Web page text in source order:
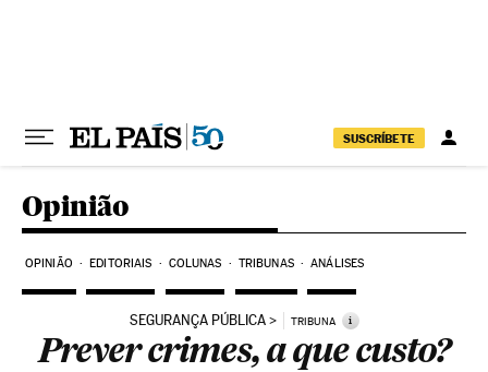
SUSCRÍBETE
Opinião
OPINIÃO EDITORIAIS COLUNAS TRIBUNAS ANÁLISES
SEGURANÇA PÚBLICA TRIBUNA i
Prever crimes, a que custo?